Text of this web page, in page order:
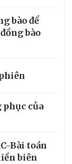
bào để
bào
phục của
Bài toán
biên